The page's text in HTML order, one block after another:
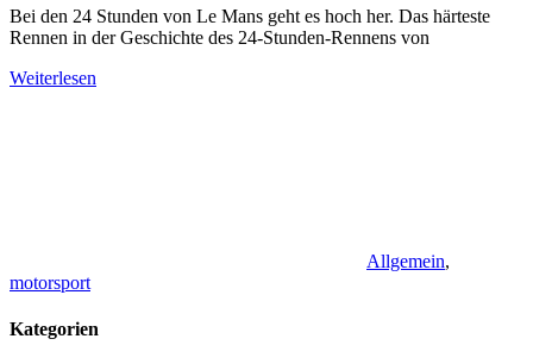
Bei den 24 Stunden von Le Mans geht es hoch her. Das härteste
Rennen in der Geschichte des 24-Stunden-Rennens von
Weiterlesen
Allgemein,
motorsport
Kategorien